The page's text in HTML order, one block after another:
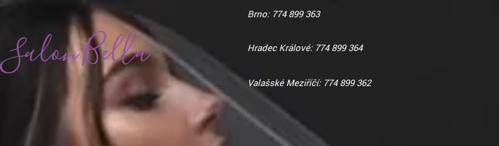
Salon Bella
Brno: 774 899 363
Hradec Králové: 774 899 364
Valašské Meziříčí: 774 899 362